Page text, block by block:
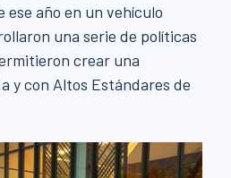
año en un vehículo
una serie de políticas
crear una
y con Altos Estándares de